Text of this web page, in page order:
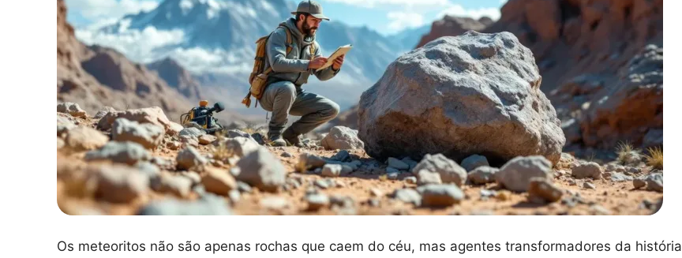
Os meteoritos não são apenas rochas que caem do céu, mas agentes transformadores da história